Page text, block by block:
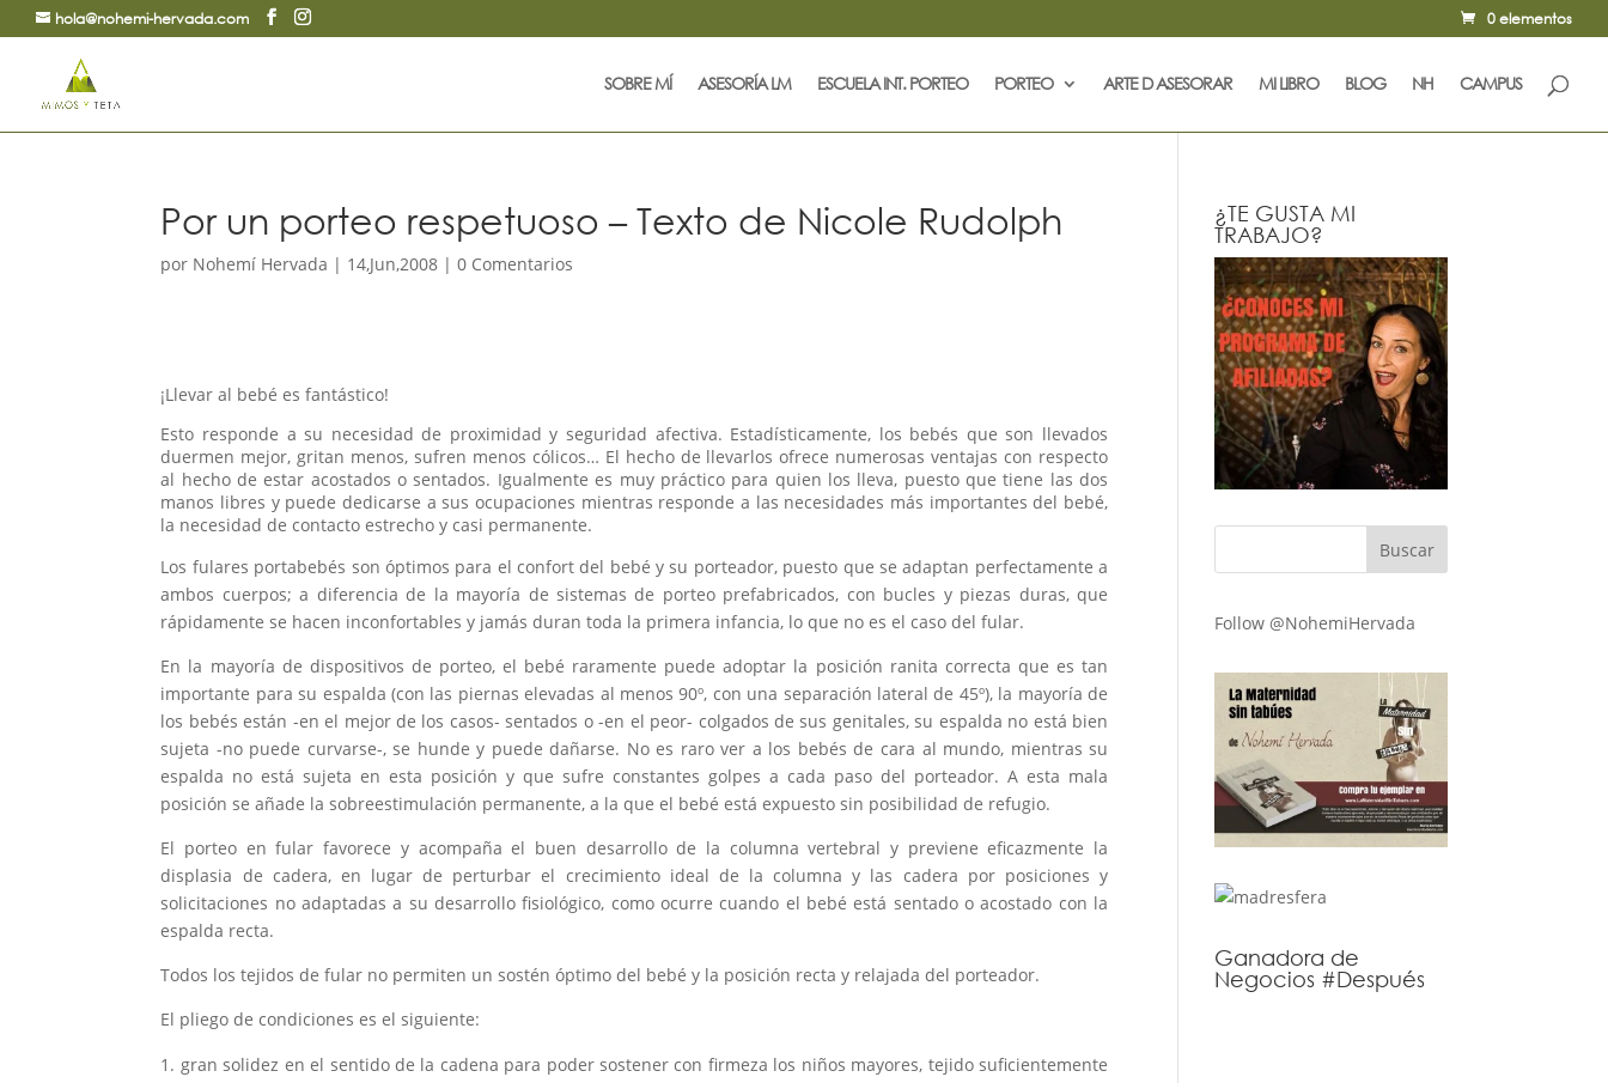
hola@nohemi-hervada.com 0 elementos
SOBRE MÍ ASESORÍA LM ESCUELA INT. PORTEO PORTEO ARTE D ASESORAR MI LIBRO BLOG NH CAMPUS
Por un porteo respetuoso – Texto de Nicole Rudolph
por Nohemí Hervada | 14,Jun,2008 |0 Comentarios
¡Llevar al bebé es fantástico!
Esto responde a su necesidad de proximidad y seguridad afectiva. Estadísticamente, los bebés que son llevados
duermen mejor, gritan menos, sufren menos cólicos… El hecho de llevarlos ofrece numerosas ventajas con respecto
al hecho de estar acostados o sentados. Igualmente es muy práctico para quien los lleva, puesto que tiene las dos
manos libres y puede dedicarse a sus ocupaciones mientras responde a las necesidades más importantes del bebé,
la necesidad de contacto estrecho y casi permanente.
Los fulares portabebés son óptimos para el confort del bebé y su porteador, puesto que se adaptan perfectamente a
ambos cuerpos; a diferencia de la mayoría de sistemas de porteo prefabricados, con bucles y piezas duras, que
rápidamente se hacen inconfortables y jamás duran toda la primera infancia, lo que no es el caso del fular.
En la mayoría de dispositivos de porteo, el bebé raramente puede adoptar la posición ranita correcta que es tan
importante para su espalda (con las piernas elevadas al menos 90º, con una separación lateral de 45º), la mayoría de
los bebés están -en el mejor de los casos- sentados o -en el peor- colgados de sus genitales, su espalda no está bien
sujeta -no puede curvarse-, se hunde y puede dañarse. No es raro ver a los bebés de cara al mundo, mientras su
espalda no está sujeta en esta posición y que sufre constantes golpes a cada paso del porteador. A esta mala
posición se añade la sobreestimulación permanente, a la que el bebé está expuesto sin posibilidad de refugio.
El porteo en fular favorece y acompaña el buen desarrollo de la columna vertebral y previene eficazmente la
displasia de cadera, en lugar de perturbar el crecimiento ideal de la columna y las cadera por posiciones y
solicitaciones no adaptadas a su desarrollo fisiológico, como ocurre cuando el bebé está sentado o acostado con la
espalda recta.
Todos los tejidos de fular no permiten un sostén óptimo del bebé y la posición recta y relajada del porteador.
El pliego de condiciones es el siguiente:
gran solidez en el sentido de la cadena para poder sostener con firmeza los niños mayores, tejido suficientemente
¿TE GUSTA MI
TRABAJO?
Follow @NohemiHervada
Ganadora de
Negocios #Después